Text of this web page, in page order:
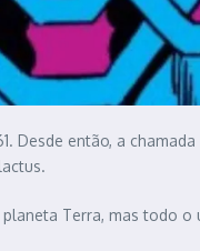
então, a
Terra, mas todo